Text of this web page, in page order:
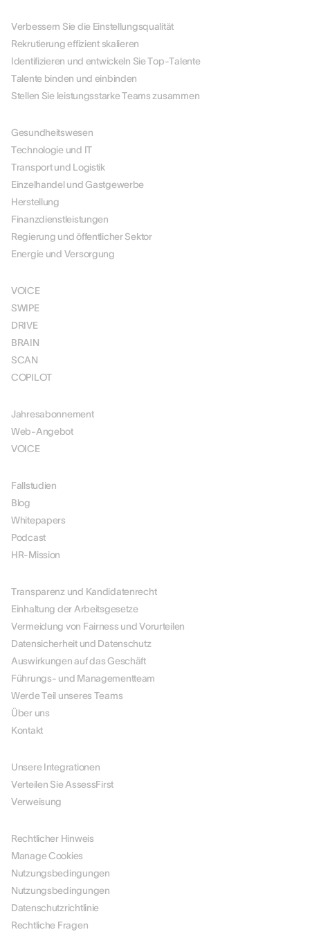
Verbessern Sie die Einstellungsqualität
Rekrutierung effizient skalieren
Identifizieren und entwickeln Sie Top-Talente
Talente binden und einbinden
Stellen Sie leistungsstarke Teams zusammen
Gesundheitswesen
Technologie und IT
Transport und Logistik
Einzelhandel und Gastgewerbe
Herstellung
Finanzdienstleistungen
Regierung und öffentlicher Sektor
Energie und Versorgung
VOICE
SWIPE
DRIVE
BRAIN
SCAN
COPILOT
Jahresabonnement
Web-Angebot
VOICE
Fallstudien
Blog
Whitepapers
Podcast
HR-Mission
Transparenz und Kandidatenrecht
Einhaltung der Arbeitsgesetze
Vermeidung von Fairness und Vorurteilen
Datensicherheit und Datenschutz
Auswirkungen auf das Geschäft
Führungs- und Managementteam
Werde Teil unseres Teams
Über uns
Kontakt
Unsere Integrationen
Verteilen Sie AssessFirst
Verweisung
Rechtlicher Hinweis
Manage Cookies
Nutzungsbedingungen
Nutzungsbedingungen
Datenschutzrichtlinie
Rechtliche Fragen